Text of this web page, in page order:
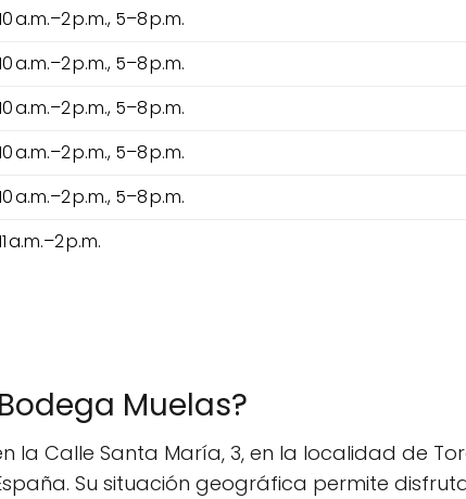
a.m.–2 p.m., 5–8 p.m.
a.m.–2 p.m., 5–8 p.m.
a.m.–2 p.m., 5–8 p.m.
a.m.–2 p.m., 5–8 p.m.
a.m.–2 p.m., 5–8 p.m.
a.m.–2 p.m.
Muelas?
la Calle Santa María, 3, en la localidad de
Su situación geográfica permite